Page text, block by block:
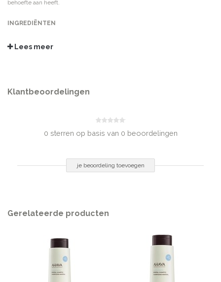
behoefte aan heeft.
INGREDIËNTEN
Isohexadecane, Cyclomethicone, Cetyl Alcohol, Sodium Cetearyl Sulfate,
(Water), Ficus Carica (Fig) Fruit Extract, Lactic Acid, Benzyl Cinnamate,
Lees meer
Klantbeoordelingen
0 sterren op basis van 0 beoordelingen
je beoordeling toevoegen
Gerelateerde producten